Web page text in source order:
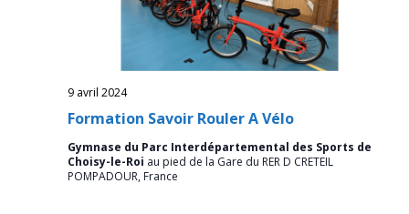
Formation Savoir Rouler A Vélo
9 avril 2024
Gymnase du Parc Interdépartemental des Sports de
Choisy-le-Roi au pied de la Gare du RER D CRETEIL
POMPADOUR, France